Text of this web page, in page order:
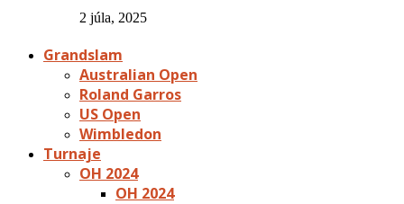
2 júla, 2025
Grandslam
Australian Open
Roland Garros
US Open
Wimbledon
Turnaje
OH 2024
OH 2024